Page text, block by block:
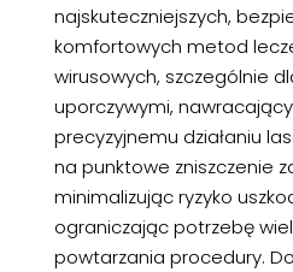
najskuteczniejszych,
komfortowych metod
wirusowych, szczególnie
uporczywymi,
precyzyjnemu działaniu
na punktowe zniszczenie
minimalizując ryzyko
ograniczając potrzebę
powtarzania procedury.